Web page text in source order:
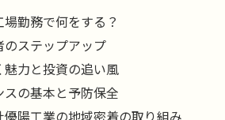
勤務で何をする？
のステップアップ
魅力と投資の追い風
スの基本と予防保全
優陽工業の地域密着の取り組み